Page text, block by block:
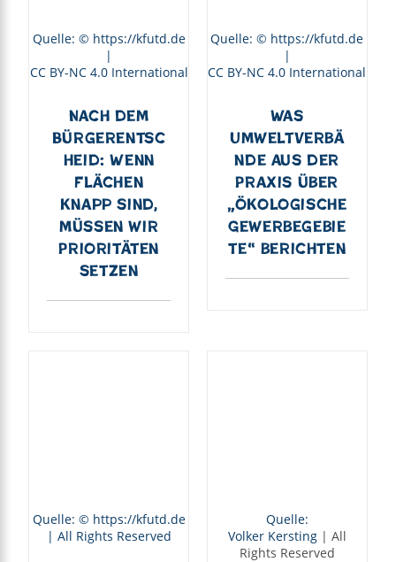
Quelle: © https://kfutd.de
|
CC BY-NC 4.0 International
Nach dem
Bürgerentsc
heid: Wenn
Flächen
knapp sind,
müssen wir
Prioritäten
setzen
Quelle: © https://kfutd.de
|
CC BY-NC 4.0 International
Was
Umweltverbä
nde aus der
Praxis über
„ökologische
Gewerbegebie
te“ berichten
Quelle: © https://kfutd.de
| All Rights Reserved
Quelle:
Volker Kersting| All
Rights Reserved